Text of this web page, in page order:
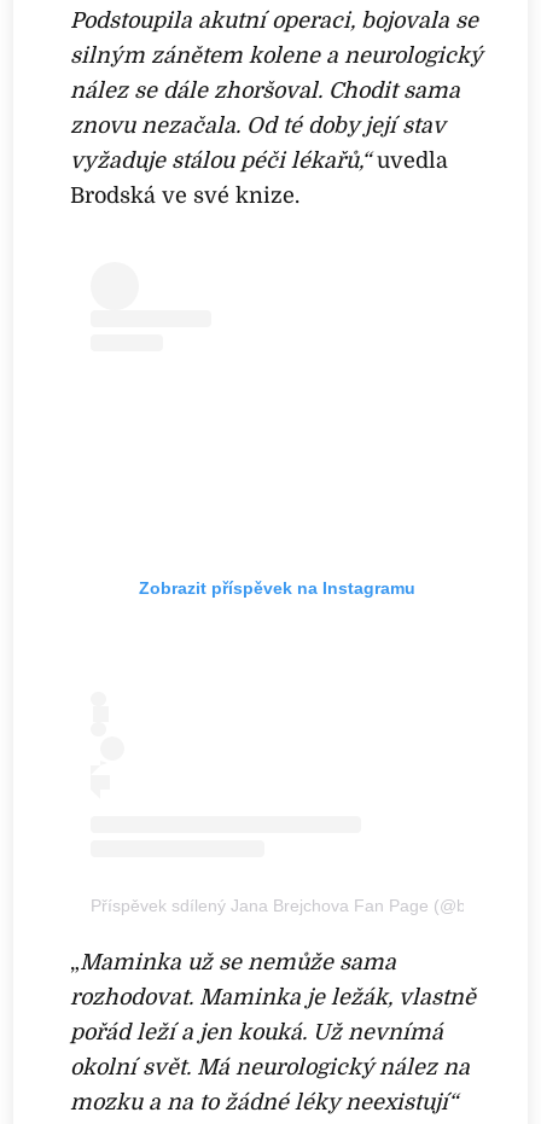
Podstoupila akutní operaci, bojovala se
silným zánětem kolene a neurologický
nález se dále zhoršoval. Chodit sama
znovu nezačala. Od té doby její stav
vyžaduje stálou péči lékařů,“uvedla
Brodská ve své knize.
Zobrazit příspěvek na Instagramu
Příspěvek sdílený Jana Brejchova Fan Page
„Maminka už se nemůže sama
rozhodovat. Maminka je ležák, vlastně
pořád leží a jen kouká. Už nevnímá
okolní svět. Má neurologický nález na
mozku a na to žádné léky neexistují“